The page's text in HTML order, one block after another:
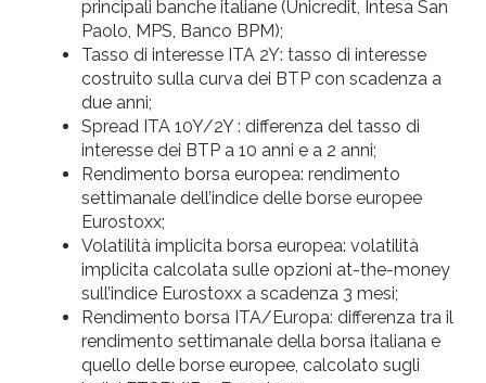
principali banche italiane (Unicredit, Intesa San
Paolo, MPS, Banco BPM);
Tasso di interesse ITA 2Y: tasso di interesse
costruito sulla curva dei BTP con scadenza a
due anni;
Spread ITA 10Y/2Y : differenza del tasso di
interesse dei BTP a 10 anni e a 2 anni;
Rendimento borsa europea: rendimento
settimanale dell’indice delle borse europee
Eurostoxx;
Volatilità implicita borsa europea: volatilità
implicita calcolata sulle opzioni at-the-money
sull’indice Eurostoxx a scadenza 3 mesi;
Rendimento borsa ITA/Europa: differenza tra il
rendimento settimanale della borsa italiana e
quello delle borse europee, calcolato sugli